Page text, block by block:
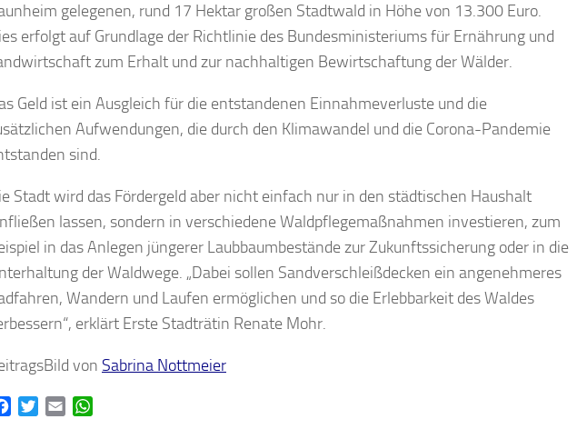
gelegenen, rund 17 Hektar großen Stadtwald in Höhe von 13.300 Euro.
erfolgt auf Grundlage der Richtlinie des Bundesministeriums für Ernährung und
zum Erhalt und zur nachhaltigen Bewirtschaftung der Wälder.
Geld ist ein Ausgleich für die entstandenen Einnahmeverluste und die
Aufwendungen, die durch den Klimawandel und die Corona-Pandemie
sind.
Stadt wird das Fördergeld aber nicht einfach nur in den städtischen Haushalt
lassen, sondern in verschiedene Waldpflegemaßnahmen investieren, zum
in das Anlegen jüngerer Laubbaumbestände zur Zukunftssicherung oder in die
der Waldwege. „Dabei sollen Sandverschleißdecken ein angenehmeres
Wandern und Laufen ermöglichen und so die Erlebbarkeit des Waldes
erklärt Erste Stadträtin Renate Mohr.
von Sabrina Nottmeier
FacebookTwitterEmail